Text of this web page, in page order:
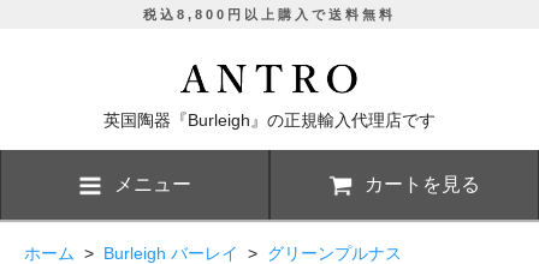
税込8,800円以上購入で送料無料
英国陶器『Burleigh』の正規輸入代理店です
メニュー カートを見る
ホーム > Burleigh バーレイ > グリーンプルナス